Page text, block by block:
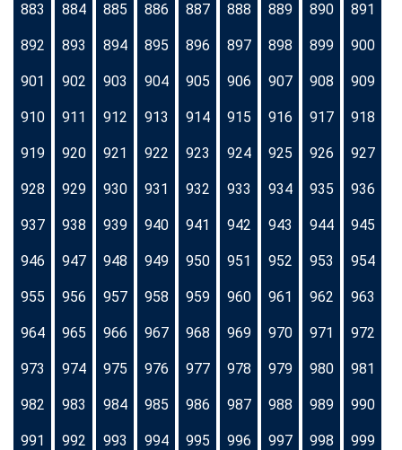
883 884 885 886 887 888 889 890 891
892 893 894 895 896 897 898 899 900
901 902 903 904 905 906 907 908 909
910 911 912 913 914 915 916 917 918
919 920 921 922 923 924 925 926 927
928 929 930 931 932 933 934 935 936
937 938 939 940 941 942 943 944 945
946 947 948 949 950 951 952 953 954
955 956 957 958 959 960 961 962 963
964 965 966 967 968 969 970 971 972
973 974 975 976 977 978 979 980 981
982 983 984 985 986 987 988 989 990
991 992 993 994 995 996 997 998 999